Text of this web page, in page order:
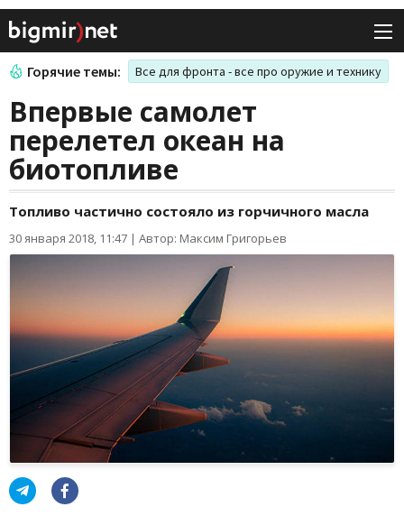
Горячие темы: Все для фронта - все про оружие и технику
Впервые самолет
перелетел океан на
биотопливе
Топливо частично состояло из горчичного масла
30 января 2018, 11:47 | Автор: Максим Григорьев